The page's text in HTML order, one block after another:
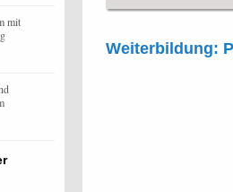
Weiterbildung:
mit